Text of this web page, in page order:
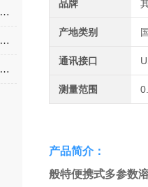
三大溶氧测试技术的实际效果对比
工业在线溶氧仪的连续测量特性是怎么体现的？
分析盐度对溶解氧仪测定值的影响
品牌
产地类别
通讯接口
测量范围
产品简介：
般特便携式多参数